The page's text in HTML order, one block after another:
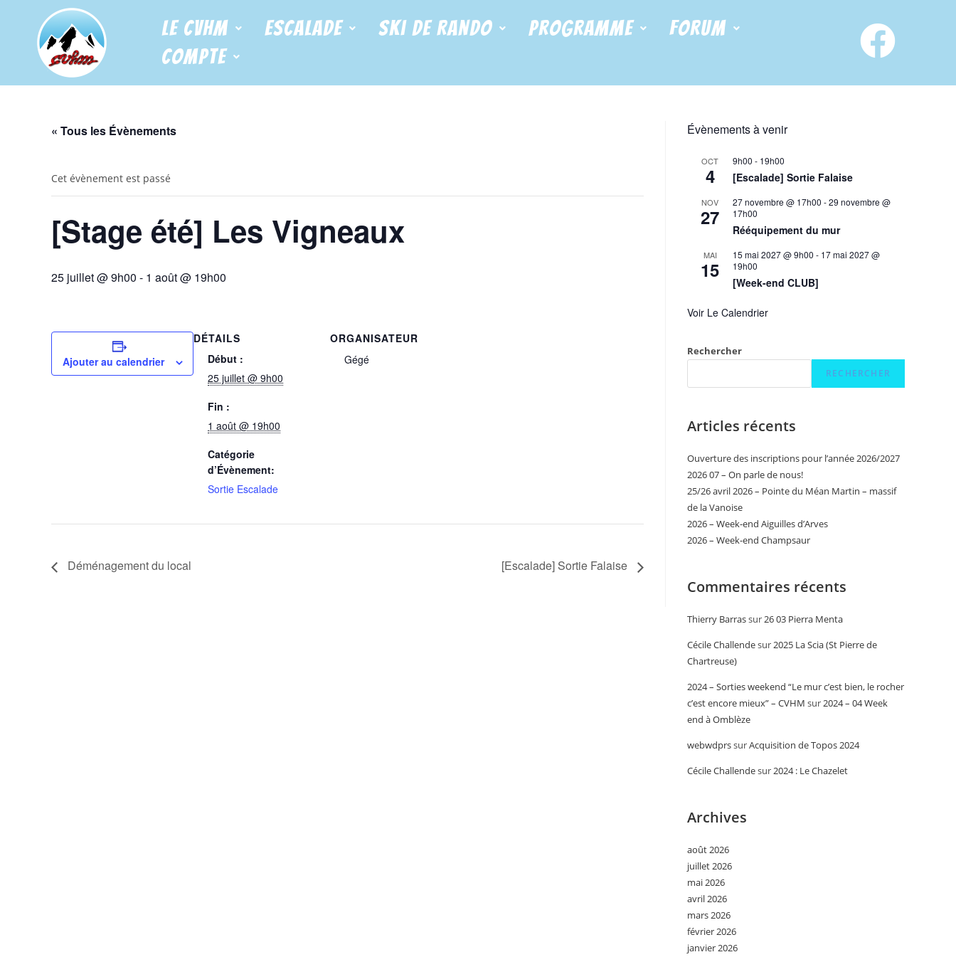
Le CVHM Escalade Ski de Rando Programme
FORUM
Compte
« Tous les Évènements
Cet évènement est passé
[Stage été] Les Vigneaux
25 juillet @ 9h00 - 1 août @ 19h00
Ajouter au calendrier
DÉTAILS
Début :
25 juillet @ 9h00
Fin :
1 août @ 19h00
Catégorie
d’Évènement:
Sortie Escalade
ORGANISATEUR
Gégé
Déménagement du local [Escalade] Sortie Falaise
Évènements à venir
OCT
4
9h00 - 19h00
[Escalade] Sortie Falaise
NOV
27
27 novembre @ 17h00 -29 novembre @
17h00
Rééquipement du mur
MAI
15
15 mai 2027 @ 9h00 - 17 mai 2027 @
19h00
[Week-end CLUB]
Voir Le Calendrier
Rechercher
RECHERCHER
Articles récents
Ouverture des inscriptions pour l’année 2026/2027
2026 07 – On parle de nous!
25/26 avril 2026 – Pointe du Méan Martin – massif
de la Vanoise
2026 – Week-end Aiguilles d’Arves
2026 – Week-end Champsaur
Commentaires récents
Thierry Barrassur26 03 Pierra Menta
Cécile Challendesur2025 La Scia (St Pierre de
Chartreuse)
2024 – Sorties weekend “Le mur c’est bien, le rocher
c’est encore mieux” – CVHM sur2024 – 04 Week
end à Omblèze
webwdprssurAcquisition de Topos 2024
Cécile Challendesur2024 : Le Chazelet
Archives
août 2026
juillet 2026
mai 2026
avril 2026
mars 2026
février 2026
janvier 2026